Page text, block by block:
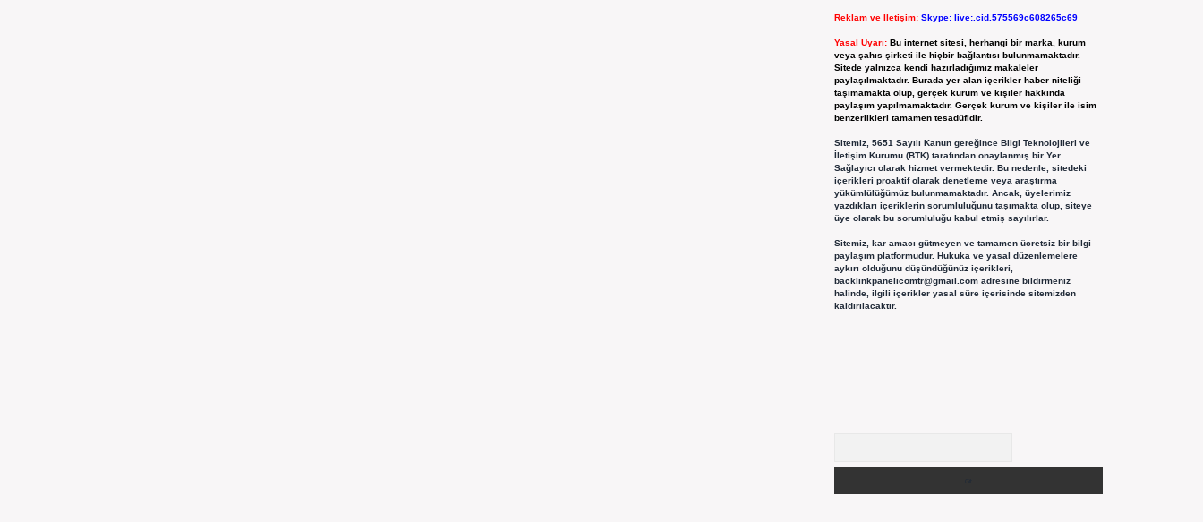
Reklam ve İletişim: Skype: live:.cid.575569c608265c69
Yasal Uyarı: Bu internet sitesi, herhangi bir marka, kurum
veya şahıs şirketi ile hiçbir bağlantısı bulunmamaktadır.
Sitede yalnızca kendi hazırladığımız makaleler
paylaşılmaktadır. Burada yer alan içerikler haber niteliği
taşımamakta olup, gerçek kurum ve kişiler hakkında
paylaşım yapılmamaktadır. Gerçek kurum ve kişiler ile isim
benzerlikleri tamamen tesadüfidir.
Sitemiz, 5651 Sayılı Kanun gereğince Bilgi Teknolojileri ve
İletişim Kurumu (BTK) tarafından onaylanmış bir Yer
Sağlayıcı olarak hizmet vermektedir. Bu nedenle, sitedeki
içerikleri proaktif olarak denetleme veya araştırma
yükümlülüğümüz bulunmamaktadır. Ancak, üyelerimiz
yazdıkları içeriklerin sorumluluğunu taşımakta olup, siteye
üye olarak bu sorumluluğu kabul etmiş sayılırlar.
Sitemiz, kar amacı gütmeyen ve tamamen ücretsiz bir bilgi
paylaşım platformudur. Hukuka ve yasal düzenlemelere
aykırı olduğunu düşündüğünüz içerikleri,
backlinkpanelicomtr@gmail.comadresine bildirmeniz
halinde, ilgili içerikler yasal süre içerisinde sitemizden
kaldırılacaktır.